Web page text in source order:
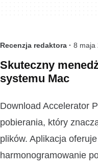
Recenzja redaktora · 8 maja
Skuteczny
systemu Mac
Download Accelerator
pobierania, który
plików. Aplikacja
harmonogramowanie